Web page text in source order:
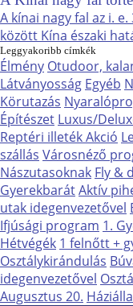
A kínai nagy fal az i. e.
között Kína északi
Leggyakoribb címkék
Élmény Otudoor,
Látványosság Egyéb
Körutazás
Építészet Luxus/
Reptéri illeték Akció
szállás Városnéző
Nászutasoknak Fly &
GyerekbarátAktív
utak idegenvezetővel
Ifjúsági program 1.
Hétvégék 1 felnőtt +
Osztálykirándulás
idegenvezetővel
Augusztus 20.